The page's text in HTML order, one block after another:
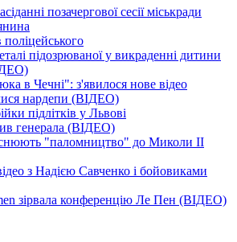
позачергової сесії міськради
підозрюваної у викраденні дитини
в Чечні": з'явилося нове відео
нардепи (ВІДЕО)
підлітків у Львові
генерала (ВІДЕО)
"паломництво" до Миколи ІІ
з Надією Савченко і бойовиками
зірвала конференцію Ле Пен (ВІДЕО)